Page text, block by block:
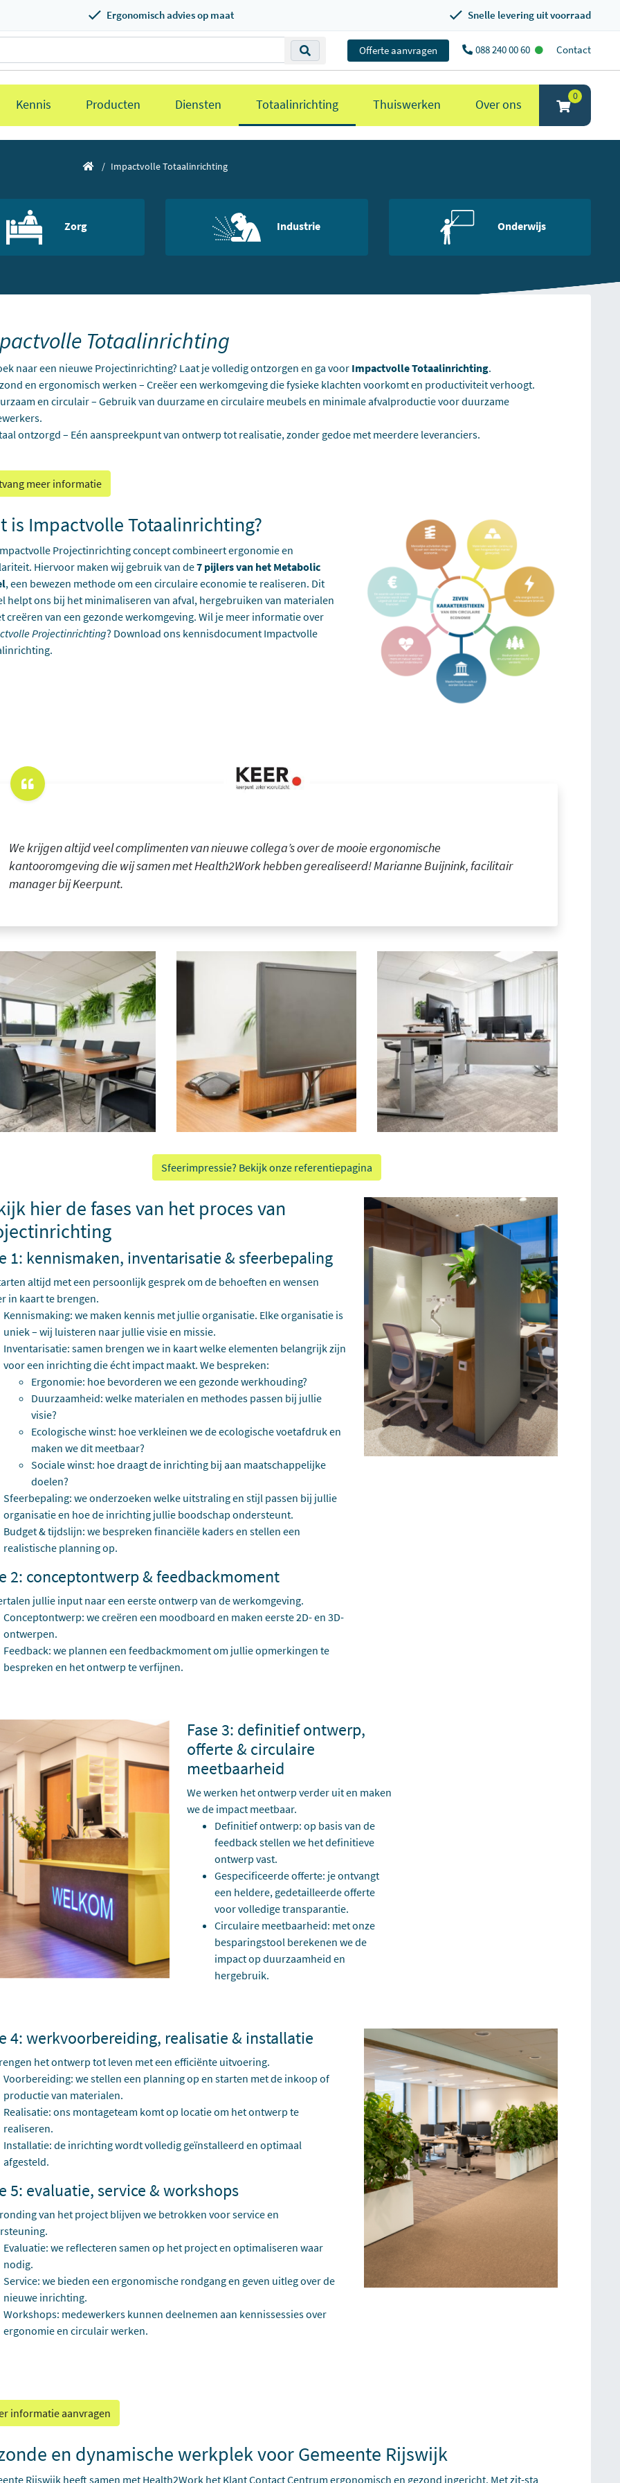
Ergonomisch advies op maat Snelle levering uit voorraad
Offerte aanvragen 088 240 00 60 Contact
Kennis Producten Diensten Totaalinrichting Thuiswerken Over ons
0
Impactvolle Totaalinrichting
Zorg Industrie Onderwijs
Totaalinrichting
naar een nieuwe Projectinrichting? Laat je volledig ontzorgen en ga voorImpactvolle Totaalinrichting.
en ergonomisch werken – Creëer een werkomgeving die fysieke klachten voorkomt en productiviteit verhoogt.
en circulair – Gebruik van duurzame en circulaire meubels en minimale afvalproductie voor duurzame
ontzorgd – Eén aanspreekpunt van ontwerp tot realisatie, zonder gedoe met meerdere leveranciers.
meer informatie
is Impactvolle Totaalinrichting?
Projectinrichting concept combineert ergonomie en
Hiervoor maken wij gebruik van de7 pijlers van het Metabolic
, een bewezen methode om een circulaire economie te realiseren. Dit
helpt ons bij het minimaliseren van afval, hergebruiken van materialen
creëren van een gezonde werkomgeving. Wil je meer informatie over
Projectinrichting? Download ons kennisdocument Impactvolle
.
We krijgen altijd veel complimenten van nieuwe collega’s over de mooie ergonomische
kantooromgeving die wij samen met Health2Work hebben gerealiseerd! Marianne Buijnink, facilitair
manager bij Keerpunt.
Sfeerimpressie? Bekijk onze referentiepagina
hier de fases van het proces van
1: kennismaken, inventarisatie & sfeerbepaling
altijd met een persoonlijk gesprek om de behoeften en wensen
in kaart te brengen.
Kennismaking: we maken kennis met jullie organisatie. Elke organisatie is
uniek – wij luisteren naar jullie visie en missie.
Inventarisatie: samen brengen we in kaart welke elementen belangrijk zijn
voor een inrichting die écht impact maakt. We bespreken:
Ergonomie: hoe bevorderen we een gezonde werkhouding?
Duurzaamheid: welke materialen en methodes passen bij jullie
visie?
Ecologische winst: hoe verkleinen we de ecologische voetafdruk en
maken we dit meetbaar?
Sociale winst: hoe draagt de inrichting bij aan maatschappelijke
doelen?
Sfeerbepaling: we onderzoeken welke uitstraling en stijl passen bij jullie
organisatie en hoe de inrichting jullie boodschap ondersteunt.
Budget & tijdslijn: we bespreken financiële kaders en stellen een
realistische planning op.
2: conceptontwerp & feedbackmoment
jullie input naar een eerste ontwerp van de werkomgeving.
Conceptontwerp: we creëren een moodboard en maken eerste 2D- en 3D-
ontwerpen.
Feedback: we plannen een feedbackmoment om jullie opmerkingen te
bespreken en het ontwerp te verfijnen.
Fase 3: definitief ontwerp,
offerte & circulaire
meetbaarheid
We werken het ontwerp verder uit en maken
we de impact meetbaar.
Definitief ontwerp: op basis van de
feedback stellen we het definitieve
ontwerp vast.
Gespecificeerde offerte: je ontvangt
een heldere, gedetailleerde offerte
voor volledige transparantie.
Circulaire meetbaarheid: met onze
besparingstool berekenen we de
impact op duurzaamheid en
hergebruik.
4: werkvoorbereiding, realisatie & installatie
het ontwerp tot leven met een efficiënte uitvoering.
Voorbereiding: we stellen een planning op en starten met de inkoop of
productie van materialen.
Realisatie: ons montageteam komt op locatie om het ontwerp te
realiseren.
Installatie: de inrichting wordt volledig geïnstalleerd en optimaal
afgesteld.
5: evaluatie, service & workshops
van het project blijven we betrokken voor service en
Evaluatie: we reflecteren samen op het project en optimaliseren waar
nodig.
Service: we bieden een ergonomische rondgang en geven uitleg over de
nieuwe inrichting.
Workshops: medewerkers kunnen deelnemen aan kennissessies over
ergonomie en circulair werken.
informatie aanvragen
en dynamische werkplek voor Gemeente Rijswijk
Rijswijk heeft samen met Health2Work het Klant Contact Centrum ergonomisch en gezond ingericht. Met zit-sta